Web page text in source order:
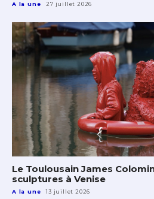
A la une 27 juillet 2026
Le Toulousain James
sculptures à Venise
A la une 13 juillet 2026